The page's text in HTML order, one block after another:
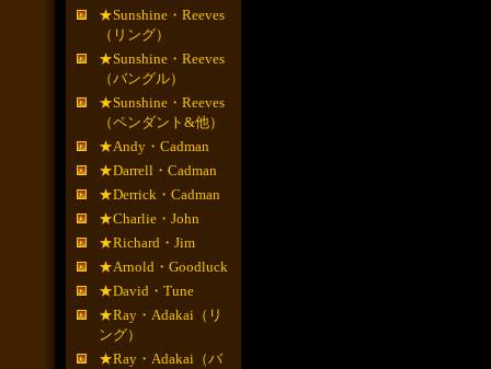
★Sunshine・Reeves
（リング）
★Sunshine・Reeves
（バングル）
★Sunshine・Reeves
（ペンダント&他）
★Andy・Cadman
★Darrell・Cadman
★Derrick・Cadman
★Charlie・John
★Richard・Jim
★Arnold・Goodluck
★David・Tune
★Ray・Adakai（リ
ング）
★Ray・Adakai（バ